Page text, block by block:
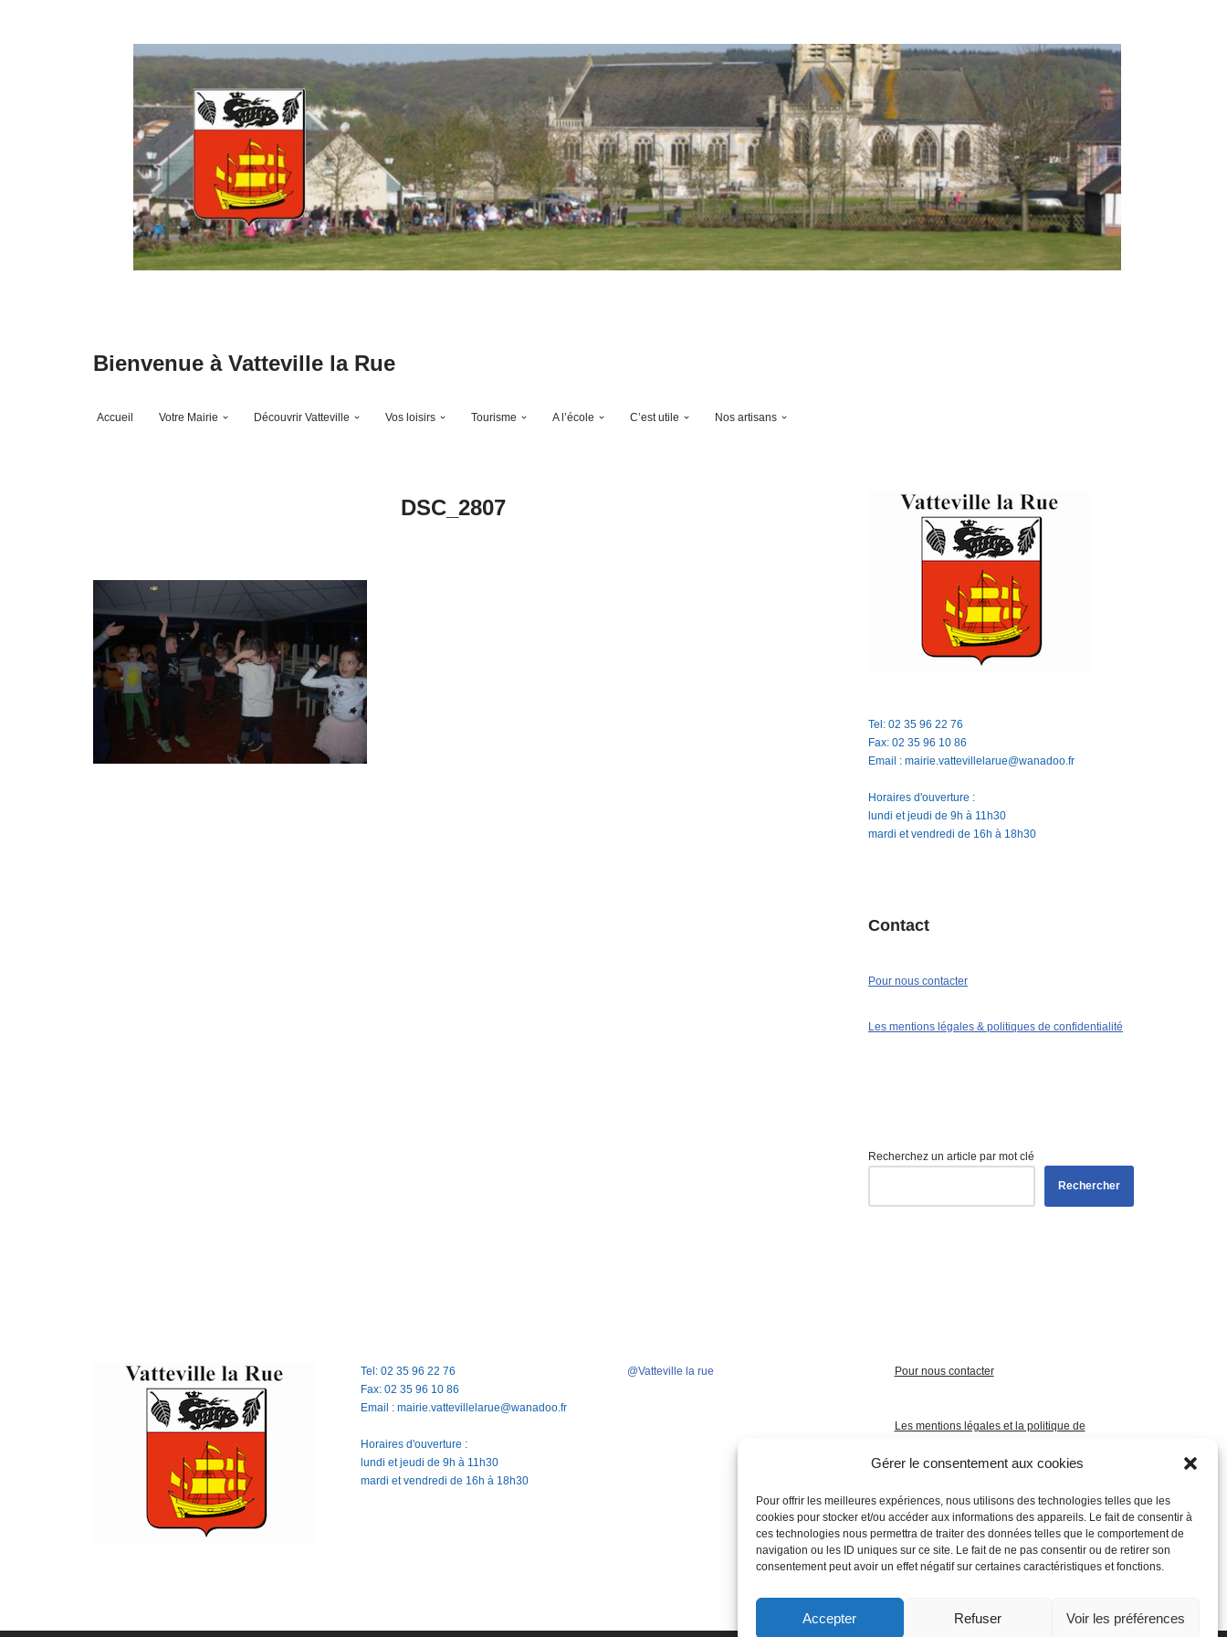
Gérer le consentement aux cookies
Pour offrir les meilleures expériences, nous utilisons des technologies telles que les
cookies pour stocker et/ou accéder aux informations des appareils. Le fait de consentir à
ces technologies nous permettra de traiter des données telles que le comportement de
navigation ou les ID uniques sur ce site. Le fait de ne pas consentir ou de retirer son
consentement peut avoir un effet négatif sur certaines caractéristiques et fonctions.
Accepter Refuser Voir les préférences
Bienvenue à Vatteville la Rue
Accueil Votre Mairie Découvrir Vatteville Vos loisirs Tourisme A l’école C’est utile Nos artisans
DSC_2807
Tel: 02 35 96 22 76
Fax: 02 35 96 10 86
Email : mairie.vattevillelarue@wanadoo.fr
Horaires d'ouverture :
lundi et jeudi de 9h à 11h30
mardi et vendredi de 16h à 18h30
Contact
Pour nous contacter
Les mentions légales & politiques de confidentialité
Recherchez un article par mot clé
Rechercher
Tel: 02 35 96 22 76
Fax: 02 35 96 10 86
Email : mairie.vattevillelarue@wanadoo.fr
Horaires d'ouverture :
lundi et jeudi de 9h à 11h30
mardi et vendredi de 16h à 18h30
@Vatteville la rue Pour nous contacter
Les mentions légales et la politique de